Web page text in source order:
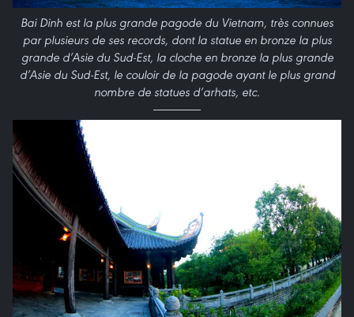
Bai Dinh est la plus grande pagode du Vietnam, très connues
par plusieurs de ses records, dont la statue en bronze la plus
grande d’Asie du Sud-Est, la cloche en bronze la plus grande
d’Asie du Sud-Est, le couloir de la pagode ayant le plus grand
nombre de statues d’arhats, etc.